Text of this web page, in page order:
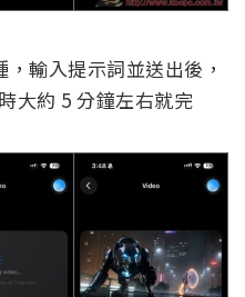
輸入提示詞並送出後，
大約 5 分鐘左右就完